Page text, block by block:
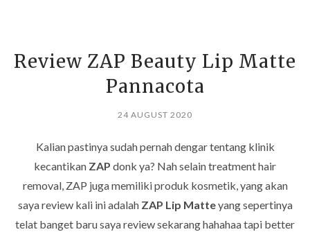
Review ZAP Beauty Lip Matte
Pannacota
24 AUGUST 2020
Kalian pastinya sudah pernah dengar tentang klinik
kecantikan ZAP donk ya? Nah selain treatment hair
removal, ZAP juga memiliki produk kosmetik, yang akan
saya review kali ini adalah ZAP Lip Matteyang sepertinya
telat banget baru saya review sekarang hahahaa tapi better